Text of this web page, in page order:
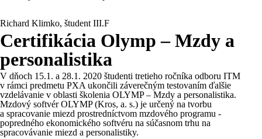
Richard Klimko, študent III.F
Certifikácia Olymp – Mzdy a
personalistika
V dňoch 15.1. a 28.1. 2020 študenti tretieho ročníka odboru ITM
v rámci predmetu PXA ukončili záverečným testovaním ďalšie
vzdelávanie v oblasti školenia OLYMP – Mzdy a personalistika.
Mzdový softvér OLYMP (Kros, a. s.) je určený na tvorbu
a spracovanie miezd prostredníctvom mzdového programu -
popredného ekonomického softvéru na súčasnom trhu na
spracovávanie miezd a personalistiky.